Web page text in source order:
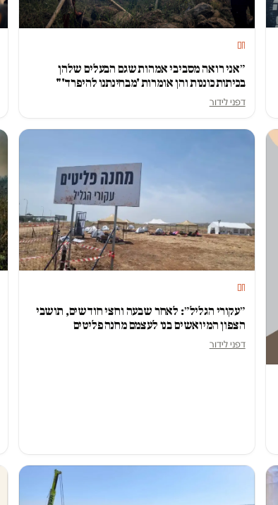
חם
״אני רואה מסביבי אמהות שגם הבעלים שלהן
בכיתות כוננות והן אומרות 'מבחינתנו להיפרד'"
דפני לידור
חם
״עקורי הגליל״: לאחר שבעה וחצי חודשים, תושבי
הצפון המיואשים בנו לעצמם מחנה פליטים
דפני לידור